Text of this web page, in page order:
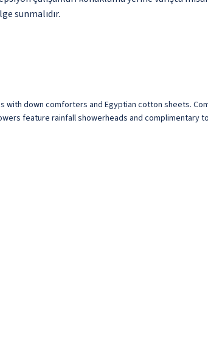
sunmalıdır.
with down comforters and Egyptian cotton sheets.
feature rainfall showerheads and complimentary